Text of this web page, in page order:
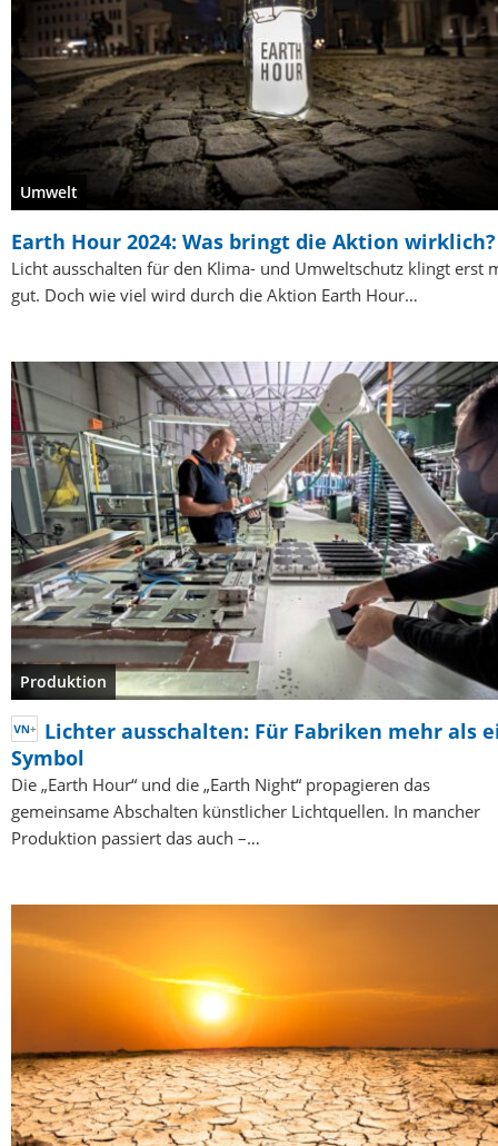
Umwelt
Earth Hour 2024: Was bringt die Aktion wirklich?
Licht ausschalten für den Klima- und Umweltschutz klingt erst
gut. Doch wie viel wird durch die Aktion Earth Hour…
Produktion
Lichter ausschalten: Für Fabriken mehr als
Symbol
Die „Earth Hour“ und die „Earth Night“ propagieren das
gemeinsame Abschalten künstlicher Lichtquellen. In mancher
Produktion passiert das auch –…